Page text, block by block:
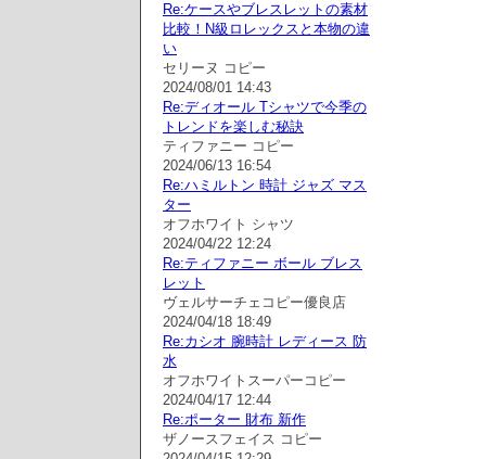
Re:ケースやブレスレットの素材
比較！N級ロレックスと本物の違
い
セリーヌ コピー
2024/08/01 14:43
Re:ディオール Tシャツで今季の
トレンドを楽しむ秘訣
ティファニー コピー
2024/06/13 16:54
Re:ハミルトン 時計 ジャズ マス
ター
オフホワイト シャツ
2024/04/22 12:24
Re:ティファニー ボール ブレス
レット
ヴェルサーチェコピー優良店
2024/04/18 18:49
Re:カシオ 腕時計 レディース 防
水
オフホワイトスーパーコピー
2024/04/17 12:44
Re:ポーター 財布 新作
ザノースフェイス コピー